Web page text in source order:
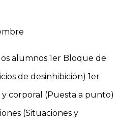
alumnos 1er Bloque de
de desinhibición) 1er
corporal (Puesta a punto)
(Situaciones y